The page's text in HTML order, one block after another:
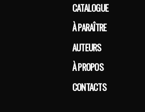
CATALOGUE
À PARAÎTRE
AUTEURS
À PROPOS
CONTACTS